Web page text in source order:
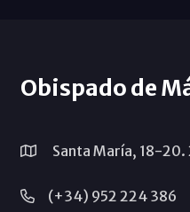
Obispado de
Santa María, 18-20.
(+34) 952 224 386